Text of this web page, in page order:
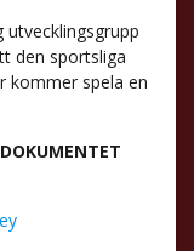
den sportsliga
kommer spela en